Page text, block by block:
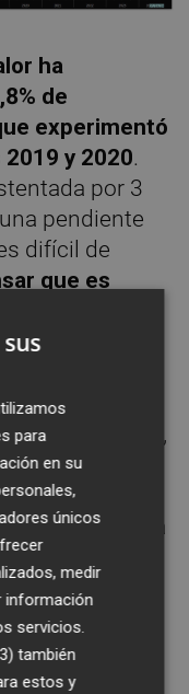
ha
de
experimentó
y 2020.
por 3
pendiente
difícil de
que es
nueva pausa
nos deja en
de doble techo,
los 34,47
y a
precio ha
los 34,47
euros en la
comprendido
euros delimita
para
en su
únicos
medir
información
servicios.
también
estos y